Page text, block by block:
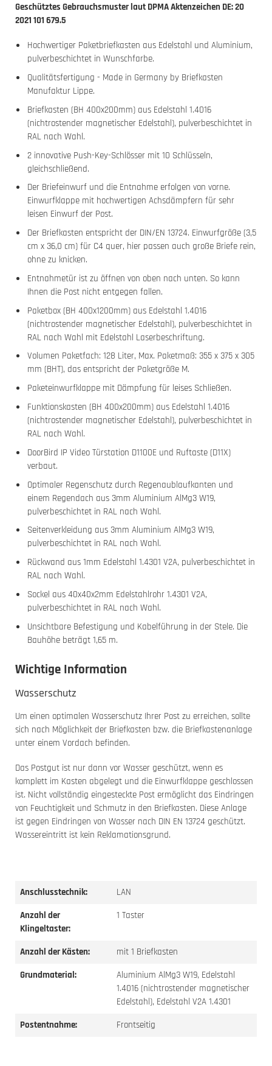
Geschütztes Gebrauchsmuster laut DPMA Aktenzeichen DE: 20
2021 101 679.5
Hochwertiger Paketbriefkasten aus Edelstahl und Aluminium,
pulverbeschichtet in Wunschfarbe.
Qualitätsfertigung - Made in Germany by Briefkasten
Manufaktur Lippe.
Briefkasten (BH 400x200mm) aus Edelstahl 1.4016
(nichtrostender magnetischer Edelstahl), pulverbeschichtet in
RAL nach Wahl.
2 innovative Push-Key-Schlösser mit 10 Schlüsseln,
gleichschließend.
Der Briefeinwurf und die Entnahme erfolgen von vorne.
Einwurfklappe mit hochwertigen Achsdämpfern für sehr
leisen Einwurf der Post.
Der Briefkasten entspricht der DIN/EN 13724. Einwurfgröße (3,5
cm x 36,0 cm) für C4 quer, hier passen auch große Briefe rein,
ohne zu knicken.
Entnahmetür ist zu öffnen von oben nach unten. So kann
Ihnen die Post nicht entgegen fallen.
Paketbox (BH 400x1200mm) aus Edelstahl 1.4016
(nichtrostender magnetischer Edelstahl), pulverbeschichtet in
RAL nach Wahl mit Edelstahl Laserbeschriftung.
Volumen Paketfach: 128 Liter, Max. Paketmaß: 355 x 375 x 305
mm (BHT), das entspricht der Paketgröße M.
Paketeinwurfklappe mit Dämpfung für leises Schließen.
Funktionskasten (BH 400x200mm) aus Edelstahl 1.4016
(nichtrostender magnetischer Edelstahl), pulverbeschichtet in
RAL nach Wahl.
DoorBird IP Video Türstation D1100E und Ruftaste (D11X)
verbaut.
Optimaler Regenschutz durch Regenaublaufkanten und
einem Regendach aus 3mm Aluminium AlMg3 W19,
pulverbeschichtet in RAL nach Wahl.
Seitenverkleidung aus 3mm Aluminium AlMg3 W19,
pulverbeschichtet in RAL nach Wahl.
Rückwand aus 1mm Edelstahl 1.4301 V2A, pulverbeschichtet in
RAL nach Wahl.
Sockel aus 40x40x2mm Edelstahlrohr 1.4301 V2A,
pulverbeschichtet in RAL nach Wahl.
Unsichtbare Befestigung und Kabelführung in der Stele. Die
Bauhöhe beträgt 1,65 m.
Wichtige Information
Wasserschutz
Um einen optimalen Wasserschutz Ihrer Post zu erreichen, sollte
sich nach Möglichkeit der Briefkasten bzw. die Briefkastenanlage
unter einem Vordach befinden.
Das Postgut ist nur dann vor Wasser geschützt, wenn es
komplett im Kasten abgelegt und die Einwurfklappe geschlossen
ist. Nicht vollständig eingesteckte Post ermöglicht das Eindringen
von Feuchtigkeit und Schmutz in den Briefkasten. Diese Anlage
ist gegen Eindringen von Wasser nach DIN EN 13724 geschützt.
Wassereintritt ist kein Reklamationsgrund.
Anschlusstechnik:
LAN
Anzahl der
Klingeltaster:
1 Taster
Anzahl der Kästen:
mit 1 Briefkasten
Grundmaterial:
Aluminium AlMg3 W19, Edelstahl
1.4016 (nichtrostender magnetischer
Edelstahl), Edelstahl V2A 1.4301
Postentnahme:
Frontseitig